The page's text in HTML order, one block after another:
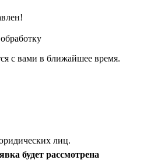
с вами в ближайшее время.
лиц.
будет рассмотрена